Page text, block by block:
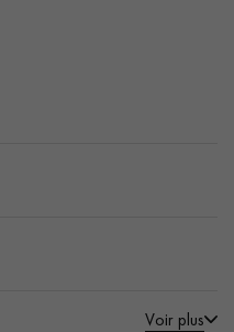
Voir plus